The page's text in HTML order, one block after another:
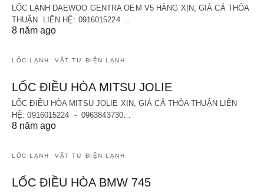
LỐC LẠNH DAEWOO GENTRA OEM V5 HÀNG XỊN, GIÁ CẢ THỎA
THUẬN LIÊN HỆ: 0916015224 …
8 năm ago
LỐC LẠNH VẬT TƯ ĐIỆN LẠNH
LỐC ĐIỀU HÒA MITSU JOLIE
LỐC ĐIỀU HÒA MITSU JOLIE XỊN, GIÁ CẢ THỎA THUẬN LIÊN
HỆ: 0916015224 - 0963843730…
8 năm ago
LỐC LẠNH VẬT TƯ ĐIỆN LẠNH
LỐC ĐIỀU HÒA BMW 745